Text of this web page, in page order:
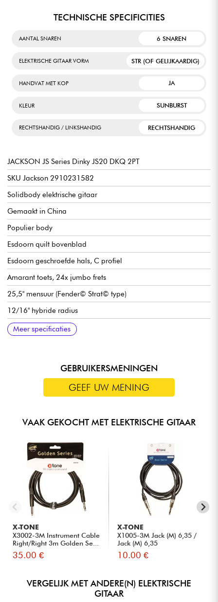
TECHNISCHE SPECIFICITIES
AANTAL SNAREN 6 SNAREN
ELEKTRISCHE GITAAR VORM STR (OF GELIJKAARDIG)
HANDVAT MET KOP JA
KLEUR SUNBURST
RECHTSHANDIG / LINKSHANDIG RECHTSHANDIG
JACKSON JS Series Dinky JS20 DKQ 2PT
SKU Jackson 2910231582
Solidbody elektrische gitaar
Gemaakt in China
Populier body
Esdoorn quilt bovenblad
Esdoorn geschroefde hals, C profiel
Amarant toets, 24x jumbo frets
25,5" mensuur (Fender© Strat© type)
12/16" hybride radius
Halsbreedte 1e fret 42,86 mm
Jackson High-Output humbucker-elementen met dubbele
spoel
Volume
Toon
3x positie pickupschakelaar
Jackson2-Point Fulcrum brug / traditioneel vibrato
Jackson gesloten oliebad mechanieken
Hoogglans body afwerking
Satijnen hals
Meer specificaties
GEBRUIKERSMENINGEN
GEEF UW MENING
VAAK GEKOCHT MET ELEKTRISCHE GITAAR
X-TONE
X3002-3M Instrument Cable
Right/Right 3m Golden Se...
35.00 €
X-TONE
X1005-3M Jack (M) 6,35 /
Jack (M) 6,35
10.00 €
VERGELIJK MET ANDERE(N) ELEKTRISCHE
GITAAR